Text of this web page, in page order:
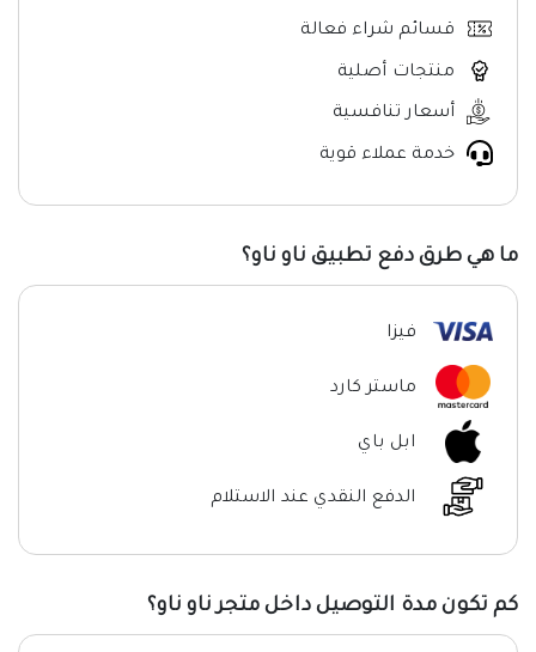
قسائم شراء فعالة
منتجات أصلية
أسعار تنافسية
خدمة عملاء قوية
ما هي طرق دفع تطبيق ناو ناو؟
فيزا
ماستر كارد
ابل باي
الدفع النقدي عند الاستلام
كم تكون مدة التوصيل داخل متجر ناو ناو؟